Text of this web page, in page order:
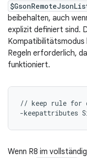
beibehalten, auch
explizit definiert sind.
Kompatibilitätsmodus
Regeln erforderlich,
funktioniert.
// keep rule for
Wenn R8 im